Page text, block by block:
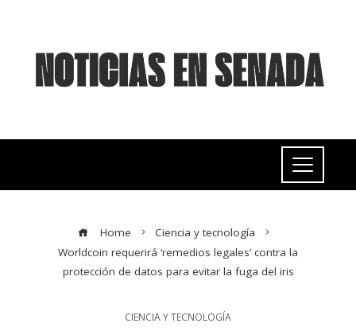
Home
Ciencia y tecnología
Worldcoin requerirá ‘remedios legales’ contra la
protección de datos para evitar la fuga del iris
CIENCIA Y TECNOLOGÍA